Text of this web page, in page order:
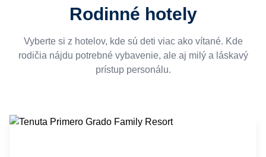
Rodinné hotely
Vyberte si z hotelov, kde sú deti viac ako vítané. Kde
rodičia nájdu potrebné vybavenie, ale aj milý a láskavý
prístup personálu.